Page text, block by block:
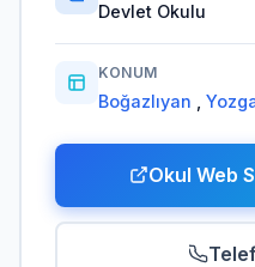
Devlet Okulu
KONUM
Boğazlıyan
Okul Web